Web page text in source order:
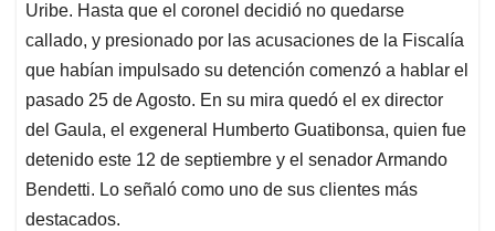
Uribe. Hasta que el coronel decidió no quedarse
callado, y presionado por las acusaciones de la Fiscalía
que habían impulsado su detención comenzó a hablar el
pasado 25 de Agosto. En su mira quedó el ex director
del Gaula, el exgeneral Humberto Guatibonsa, quien fue
detenido este 12 de septiembre y el senador Armando
Bendetti. Lo señaló como uno de sus clientes más
destacados.